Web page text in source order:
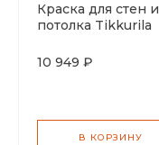
Краска для стен и
потолка Tikkurila
глубокоматовая
10 949 ₽
В КОРЗИНУ